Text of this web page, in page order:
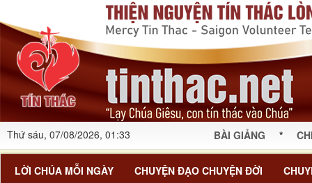
Thứ sáu, 07/08/2026, 01:33 BÀI GIẢNG *
LỜI CHÚA MỖI NGÀY CHUYỆN ĐẠO CHUYỆN ĐỜI